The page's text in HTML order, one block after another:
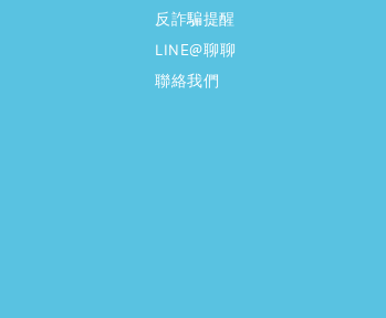
反詐騙提醒
LINE@聊聊
聯絡我們